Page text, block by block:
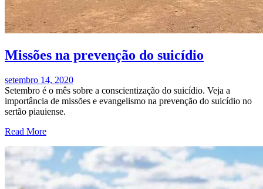
Missões na prevenção do suicídio
setembro 14, 2020
Setembro é o mês sobre a conscientização do suicídio. Veja a
importância de missões e evangelismo na prevenção do suicídio no
sertão piauiense.
Read More